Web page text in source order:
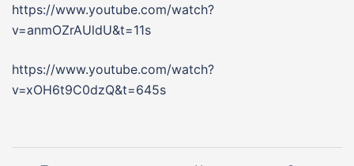
https://www.youtube.com/watch?
v=anmOZrAUldU&t=11s
https://www.youtube.com/watch?
v=xOH6t9C0dzQ&t=645s
Навигация